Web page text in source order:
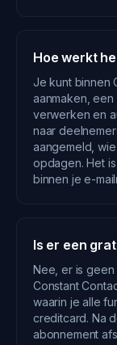
Hoe werkt
Je kunt binnen
aanmaken,
verwerken en
naar
aangemeld,
opdagen. Het
binnen je e-
Is er een
Nee, er is geen
Constant
waarin je alle
creditcard. Na
abonnement